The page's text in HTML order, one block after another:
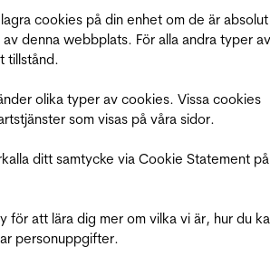
cookies på din enhet om de är absolut
denna webbplats. För alla andra typer av
tillstånd.
olika typer av cookies. Vissa cookies
som visas på våra sidor.
ditt samtycke via Cookie Statement
för att lära dig mer om vilka vi är, hur du
personuppgifter.